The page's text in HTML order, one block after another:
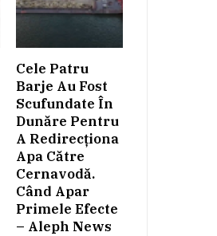
Cele Patru
Barje Au Fost
Scufundate În
Dunăre Pentru
A Redirecționa
Apa Către
Cernavodă.
Când Apar
Primele Efecte
– Aleph News